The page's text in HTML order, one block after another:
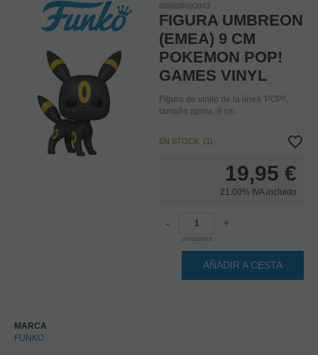
889698690843
FIGURA UMBREON
(EMEA) 9 CM
POKEMON POP!
GAMES VINYL
Figura de vinilo de la línea 'POP!',
tamaño aprox. 9 cm.
EN STOCK (1)
19,95 €
21.00% IVA incluido
-
unidades
+
AÑADIR A CESTA
MARCA
FUNKO